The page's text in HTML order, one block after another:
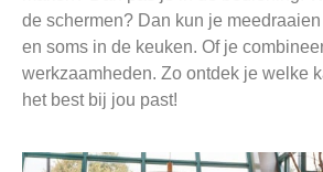
de schermen? Dan kun je
en soms in de keuken. Of je
werkzaamheden. Zo ontdek je welke
het best bij jou past!